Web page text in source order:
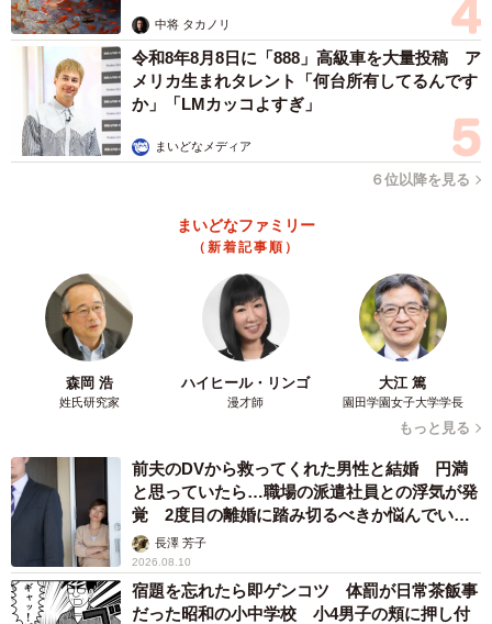
中将 タカノリ
令和8年8月8日に「888」高級車を大量投稿 ア
メリカ生まれタレント「何台所有してるんです
か」「LMカッコよすぎ」
まいどなメディア
６位以降を見る
まいどなファミリー
（新着記事順）
森岡 浩
姓氏研究家
ハイヒール・リンゴ
漫才師
大江 篤
園田学園女子大学学長
もっと見る
前夫のDVから救ってくれた男性と結婚 円満
と思っていたら…職場の派遣社員との浮気が発
覚 2度目の離婚に踏み切るべきか悩んでいま
す【夫婦関係修復カウンセラーが解説】
長澤 芳子
2026.08.10
宿題を忘れたら即ゲンコツ 体罰が日常茶飯事
だった昭和の小中学校 小4男子の頬に押し付